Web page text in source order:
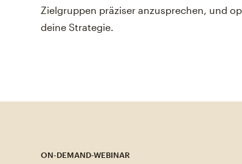
Zielgruppen präziser anzusprechen, und
deine Strategie.
ON-DEMAND-WEBINAR